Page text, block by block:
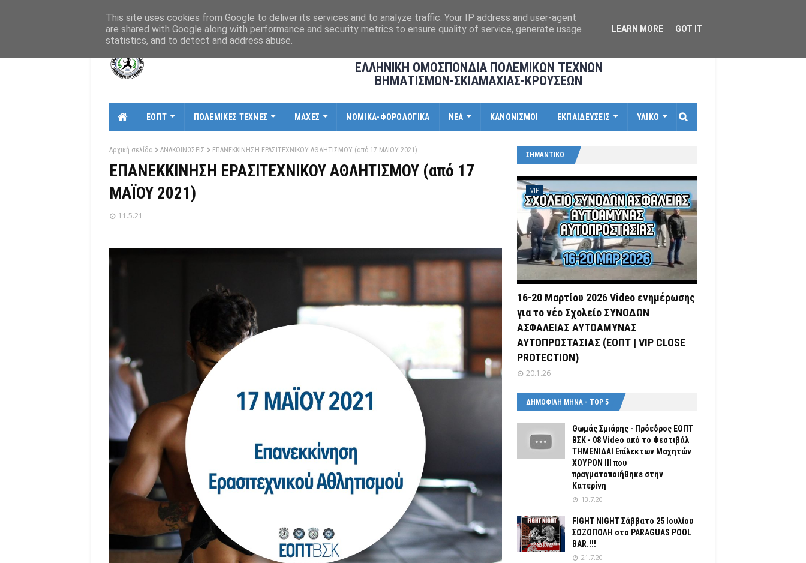
ΕΛΛΗΝΙΚΗ ΟΜΟΣΠΟΝΔΙΑ ΠΟΛΕΜΙΚΩΝ ΤΕΧΝΩΝ
ΒΗΜΑΤΙΣΜΩΝ-ΣΚΙΑΜΑΧΙΑΣ-ΚΡΟΥΣΕΩΝ
ΕΟΠΤ ΠΟΛΕΜΙΚΕΣ ΤΕΧΝΕΣ ΜΑΧΕΣ ΝΟΜΙΚΑ-ΦΟΡΟΛΟΓΙΚΑ ΝΕΑ ΚΑΝΟΝΙΣΜΟΙ ΕΚΠΑΙΔΕΥΣΕΙΣ ΥΛΙΚΟ
Αρχική σελίδα ΑΝΑΚΟΙΝΩΣΕΙΣ ΕΠΑΝΕΚΚΙΝΗΣΗ ΕΡΑΣΙΤΕΧΝΙΚΟΥ ΑΘΛΗΤΙΣΜΟΥ (από 17 ΜΑΪΟΥ 2021)
ΕΠΑΝΕΚΚΙΝΗΣΗ ΕΡΑΣΙΤΕΧΝΙΚΟΥ ΑΘΛΗΤΙΣΜΟΥ (από 17
ΜΑΪΟΥ 2021)
11.5.21
ΣΗΜΑΝΤΙΚΟ
VIP
16-20 Μαρτίου 2026 Video ενημέρωσης
για το νέο Σχολείο ΣΥΝΟΔΩΝ
ΑΣΦΑΛΕΙΑΣ ΑΥΤΟΑΜΥΝΑΣ
ΑΥΤΟΠΡΟΣΤΑΣΙΑΣ (ΕΟΠΤ | VIP CLOSE
PROTECTION)
20.1.26
ΔΗΜΟΦΙΛΗ ΜΗΝΑ - TOP 5
Θωμάς Σμιάρης - Πρόεδρος ΕΟΠΤ
ΒΣΚ - 08 Video από το Φεστιβάλ
ΤΗΜΕΝΙΔΑΙ Επίλεκτων Μαχητών
ΧΟΥΡΟΝ ΙΙΙ που
πραγματοποιήθηκε στην
Κατερίνη
13.7.20
FIGHT NIGHT Σάββατο 25 Ιουλίου
ΣΩΖΟΠΟΛΗ στο PARAGUAS POOL
BAR.!!!
21.7.20
This site uses cookies from Google to deliver its services and to analyze traffic. Your IP address and user-agent
are shared with Google along with performance and security metrics to ensure quality of service, generate usage
statistics, and to detect and address abuse.
LEARN MORE GOT IT